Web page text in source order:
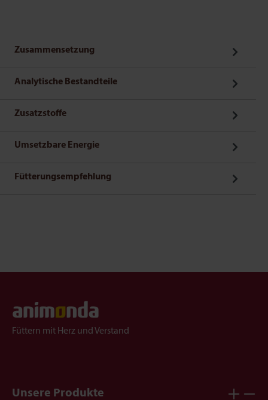
Zusammensetzung
Analytische Bestandteile
Zusatzstoffe
Umsetzbare Energie
Fütterungsempfehlung
Füttern mit Herz und Verstand
Unsere Produkte